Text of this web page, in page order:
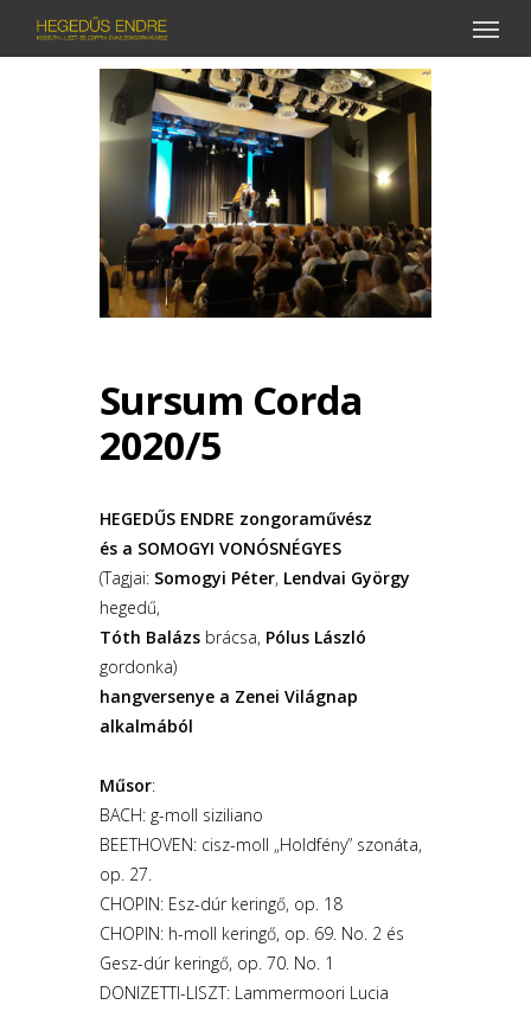
to
Menu
Sursum Corda
2020/5
HEGEDŰS ENDRE zongoraművész
és a SOMOGYI VONÓSNÉGYES
(Tagjai: Somogyi Péter, Lendvai György
hegedű,
Tóth Balázs brácsa, Pólus László
gordonka)
hangversenye a Zenei Világnap
alkalmából
Műsor:
BACH: g-moll siziliano
BEETHOVEN: cisz-moll „Holdfény” szonáta,
op. 27.
CHOPIN: Esz-dúr keringő, op. 18
CHOPIN: h-moll keringő, op. 69. No. 2 és
Gesz-dúr keringő, op. 70. No. 1
DONIZETTI-LISZT: Lammermoori Lucia